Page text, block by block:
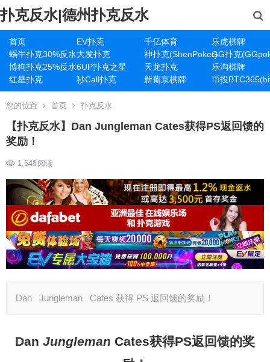
扑克反水|德州扑克反水
首页 EV扑克 千亿体育
乐虎棋牌
蜗牛扑克30%反水大发扑克 神扑克(ShenPoker)GG扑克
博狗扑克25%反水6UP扑克之星 天龙扑克
乐淘棋牌
红星扑克
秒Call扑克 新葡京棋牌 币投
您的位置 首页 扑克反水
【扑克反水】Dan Jungleman Cates获得PS返回馈的
奖励！
1,548阅读
Dan Jungleman Cates 获得 PS 返回馈的奖励！
Dan Jungleman Cates获得PS返回馈的奖